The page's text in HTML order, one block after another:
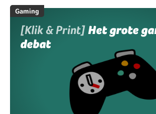
Gaming
[Klik & Print] Het grote
debat